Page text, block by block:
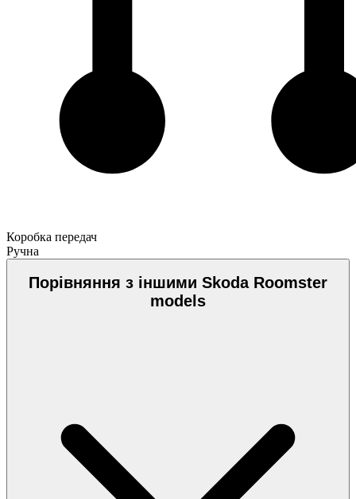
Коробка передач
Ручна
Порівняння з іншими Skoda Roomster
models